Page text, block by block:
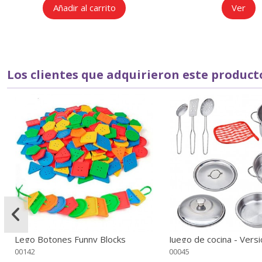
Añadir al carrito
Ver
Los clientes que adquirieron este
Lego Botones Funny Blocks
00142
Juego de cocina -
piezas
00045